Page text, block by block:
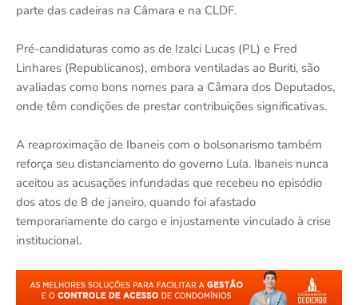
parte das cadeiras na Câmara e na CLDF.
Pré-candidaturas como as de Izalci Lucas (PL) e Fred
Linhares (Republicanos), embora ventiladas ao Buriti, são
avaliadas como bons nomes para a Câmara dos Deputados,
onde têm condições de prestar contribuições significativas.
A reaproximação de Ibaneis com o bolsonarismo também
reforça seu distanciamento do governo Lula. Ibaneis nunca
aceitou as acusações infundadas que recebeu no episódio
dos atos de 8 de janeiro, quando foi afastado
temporariamente do cargo e injustamente vinculado à crise
institucional.